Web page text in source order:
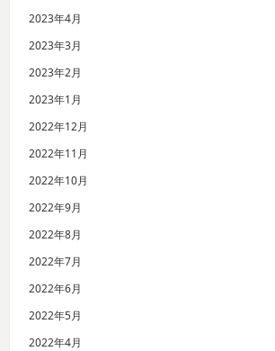
2023年4月
2023年3月
2023年2月
2023年1月
2022年12月
2022年11月
2022年10月
2022年9月
2022年8月
2022年7月
2022年6月
2022年5月
2022年4月